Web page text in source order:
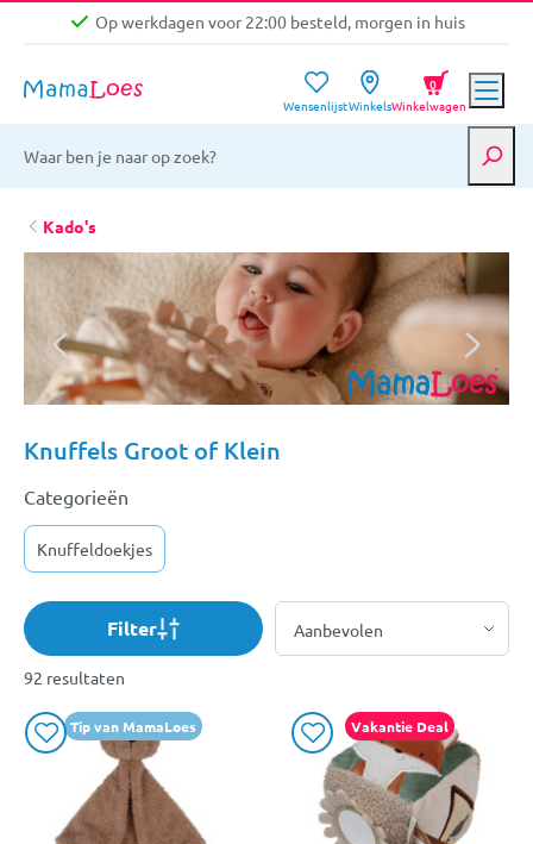
Op werkdagen voor 22:00 besteld, morgen in huis
Niet goed, geld terug garantie
Gratis verzending vanaf €39,-
Op werkdagen voor 22:00 besteld, morgen in huis
WensenlijstWinkelsWinkelwagen
0
Kado's
Knuffels Groot of Klein
Categorieën
Knuffeldoekjes
Filter
92 resultaten
Tip van MamaLoes Vakantie Deal